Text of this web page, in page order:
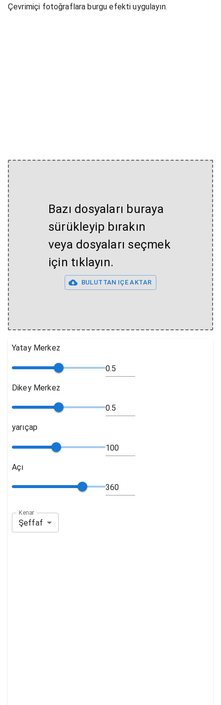
Çevrimiçi fotoğraflara burgu efekti uygulayın.
Bazı dosyaları buraya
sürükleyip bırakın
veya dosyaları seçmek
için tıklayın.
BULUTTAN IÇE AKTAR
Yatay Merkez
Dikey Merkez
yarıçap
Açı
Kenar
Şeffaf